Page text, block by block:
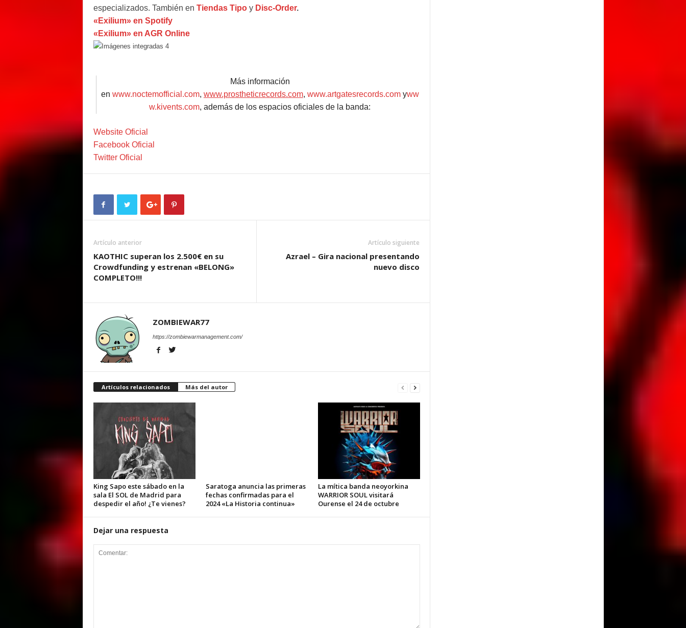
especializados. También en Tiendas Tipoy Disc-Order.
«Exilium» en Spotify
«Exilium» en AGR Online
Más información
en www.noctemofficial.com, www.prostheticrecords.com, www.artgatesrecords.comyww
w.kivents.com, además de los espacios oficiales de la banda:
Website Oficial
Facebook Oficial
Twitter Oficial
Artículo anterior
KAOTHIC superan los 2.500€ en su
Crowdfunding y estrenan «BELONG»
COMPLETO!!!
Artículo siguiente
Azrael – Gira nacional presentando
nuevo disco
ZOMBIEWAR77
https://zombiewarmanagement.com/
Artículos relacionados Más del autor
King Sapo este sábado en la
sala El SOL de Madrid para
despedir el año! ¿Te vienes?
Saratoga anuncia las primeras
fechas confirmadas para el
2024 «La Historia continua»
La mítica banda neoyorkina
WARRIOR SOUL visitará
Ourense el 24 de octubre
Dejar una respuesta